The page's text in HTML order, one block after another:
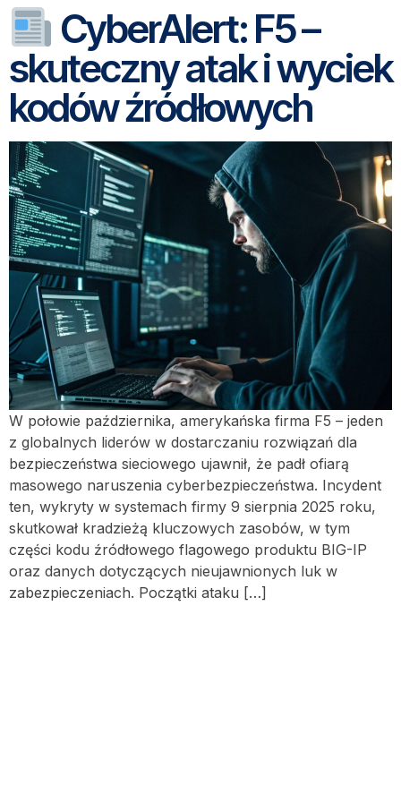
CyberAlert: F5 –
skuteczny atak i wyciek
kodów źródłowych
W połowie października, amerykańska firma F5 – jeden
z globalnych liderów w dostarczaniu rozwiązań dla
bezpieczeństwa sieciowego ujawnił, że padł ofiarą
masowego naruszenia cyberbezpieczeństwa. Incydent
ten, wykryty w systemach firmy 9 sierpnia 2025 roku,
skutkował kradzieżą kluczowych zasobów, w tym
części kodu źródłowego flagowego produktu BIG-IP
oraz danych dotyczących nieujawnionych luk w
zabezpieczeniach. Początki ataku […]